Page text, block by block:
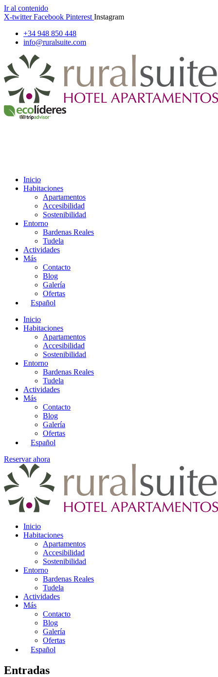
Ir al contenido
X-twitter Facebook Pinterest Instagram
+34 948 850 448
info@ruralsuite.com
Inicio
Habitaciones
Apartamentos
Accesibilidad
Sostenibilidad
Entorno
Bardenas Reales
Tudela
Actividades
Más
Contacto
Blog
Galería
Ofertas
Español
Inicio
Habitaciones
Apartamentos
Accesibilidad
Sostenibilidad
Entorno
Bardenas Reales
Tudela
Actividades
Más
Contacto
Blog
Galería
Ofertas
Español
Reservar ahora
Inicio
Habitaciones
Apartamentos
Accesibilidad
Sostenibilidad
Entorno
Bardenas Reales
Tudela
Actividades
Más
Contacto
Blog
Galería
Ofertas
Español
Entradas